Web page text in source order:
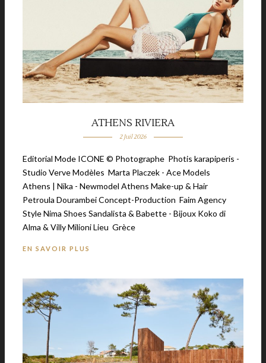
ATHENS RIVIERA
2 Juil 2026
Editorial Mode ICONE © Photographe Photis karapiperis -
Studio Verve Modèles Marta Placzek - Ace Models
Athens | Nika - Newmodel Athens Make-up & Hair
Petroula Dourambei Concept-Production Faim Agency
Style Nima Shoes Sandalista & Babette - Bijoux Koko di
Alma & Villy Milioni Lieu Grèce
EN SAVOIR PLUS